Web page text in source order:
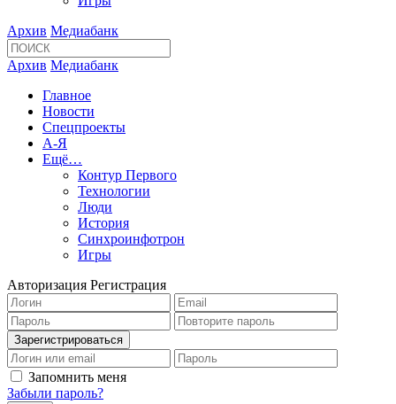
Архив Медиабанк
Архив Медиабанк
Главное
Новости
Спецпроекты
А-Я
Ещё…
Контур Первого
Технологии
Люди
История
Синхроинфотрон
Игры
Авторизация Регистрация
Запомнить меня
Забыли пароль?